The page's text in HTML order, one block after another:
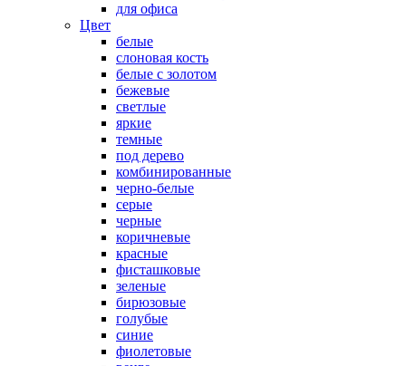
для офиса
Цвет
белые
слоновая кость
белые с золотом
бежевые
светлые
яркие
темные
под дерево
комбинированные
черно-белые
серые
черные
коричневые
красные
фисташковые
зеленые
бирюзовые
голубые
синие
фиолетовые